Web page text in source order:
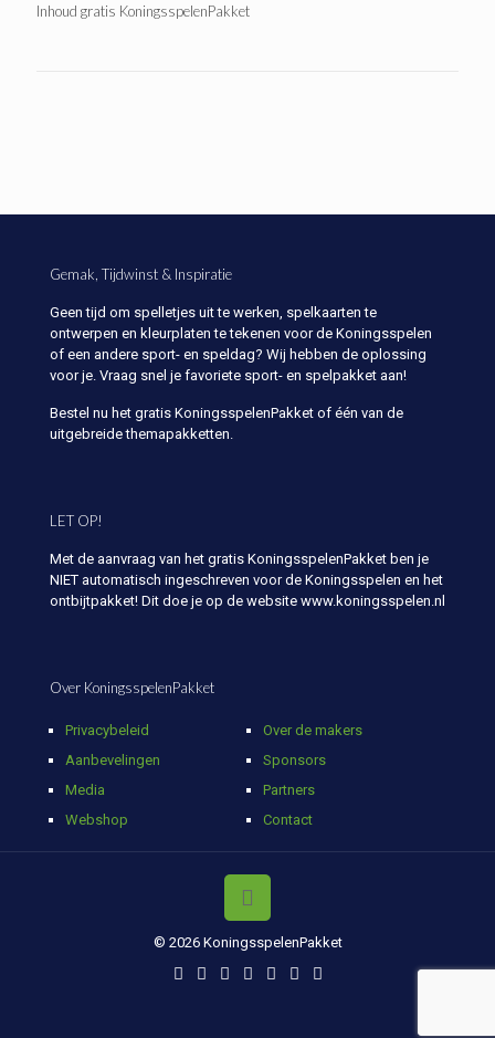
Inhoud gratis KoningsspelenPakket
Gemak, Tijdwinst & Inspiratie
Geen tijd om spelletjes uit te werken, spelkaarten te
ontwerpen en kleurplaten te tekenen voor de Koningsspelen
of een andere sport- en speldag? Wij hebben de oplossing
voor je. Vraag snel je favoriete sport- en spelpakket aan!
Bestel nu het gratis KoningsspelenPakket of één van de
uitgebreide themapakketten.
LET OP!
Met de aanvraag van het gratis KoningsspelenPakket ben je
NIET automatisch ingeschreven voor de Koningsspelen en het
ontbijtpakket! Dit doe je op de website www.koningsspelen.nl
Over KoningsspelenPakket
Privacybeleid
Aanbevelingen
Media
Webshop
Over de makers
Sponsors
Partners
Contact
© 2026 KoningsspelenPakket